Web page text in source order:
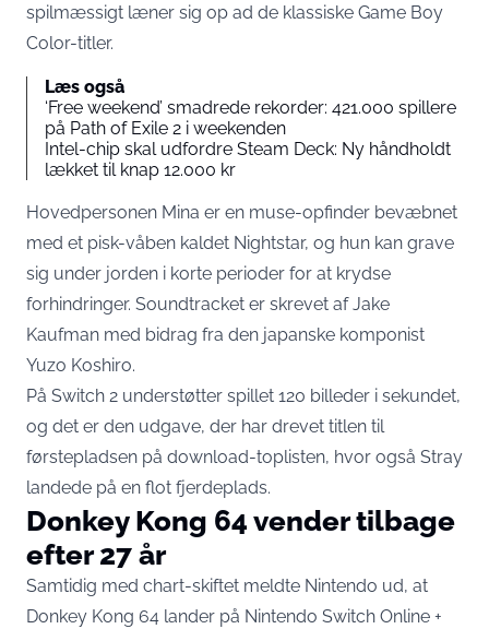
spilmæssigt læner sig op ad de klassiske Game Boy
Color-titler.
Læs også
‘Free weekend’ smadrede rekorder: 421.000 spillere
på Path of Exile 2 i weekenden
Intel-chip skal udfordre Steam Deck: Ny håndholdt
lækket til knap 12.000 kr
Hovedpersonen Mina er en muse-opfinder bevæbnet
med et pisk-våben kaldet Nightstar, og hun kan grave
sig under jorden i korte perioder for at krydse
forhindringer. Soundtracket er skrevet af Jake
Kaufman med bidrag fra den japanske komponist
Yuzo Koshiro.
På Switch 2 understøtter spillet 120 billeder i sekundet,
og det er den udgave, der har drevet titlen til
førstepladsen på download-toplisten, hvor også Stray
landede på en flot fjerdeplads.
Donkey Kong 64 vender tilbage
efter 27 år
Samtidig med chart-skiftet meldte Nintendo ud, at
Donkey Kong 64 lander på Nintendo Switch Online +